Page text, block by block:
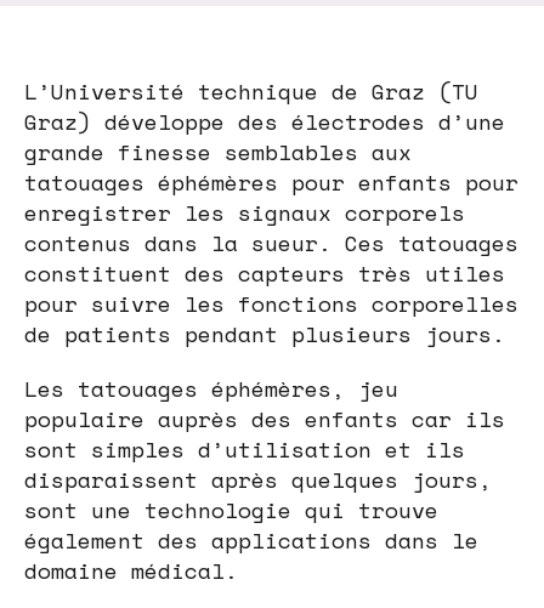
L’Université technique de Graz (TU
Graz) développe des électrodes d’une
grande finesse semblables aux
tatouages éphémères pour enfants pour
enregistrer les signaux corporels
contenus dans la sueur. Ces tatouages
constituent des capteurs très utiles
pour suivre les fonctions corporelles
de patients pendant plusieurs jours.
Les tatouages éphémères, jeu
populaire auprès des enfants car ils
sont simples d’utilisation et ils
disparaissent après quelques jours,
sont une technologie qui trouve
également des applications dans le
domaine médical.